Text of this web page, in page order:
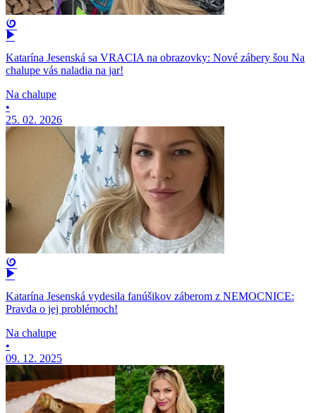
Katarína Jesenská sa VRACIA na obrazovky: Nové zábery šou Na
chalupe vás naladia na jar!
Na chalupe
•
25. 02. 2026
Katarína Jesenská vydesila fanúšikov záberom z NEMOCNICE:
Pravda o jej problémoch!
Na chalupe
•
09. 12. 2025